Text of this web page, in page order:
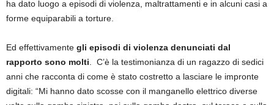
ha dato luogo a episodi di violenza, maltrattamenti e in alcuni casi a
forme equiparabili a torture.
Ed effettivamente gli episodi di violenza denunciati dal
rapporto sono molti . C’è la testimonianza di un ragazzo di sedici
anni che racconta di come è stato costretto a lasciare le impronte
digitali: “Mi hanno dato scosse con il manganello elettrico diverse